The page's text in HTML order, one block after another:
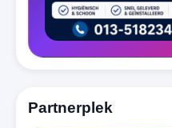
Partnerplek